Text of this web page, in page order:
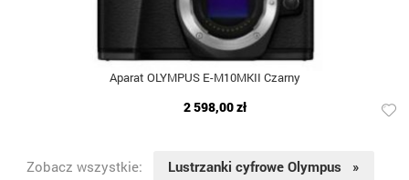
Aparat OLYMPUS E-M10MKII Czarny
2 598,00 zł
Zobacz wszystkie: Lustrzanki cyfrowe Olympus »